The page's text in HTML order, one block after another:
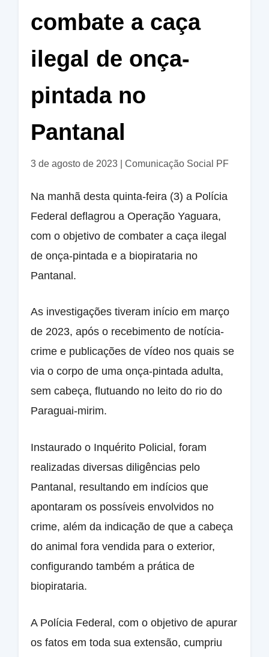
combate a caça
ilegal de onça-
pintada no
Pantanal
3 de agosto de 2023 |Comunicação Social PF
Na manhã desta quinta-feira (3) a Polícia
Federal deflagrou a Operação Yaguara,
com o objetivo de combater a caça ilegal
de onça-pintada e a biopirataria no
Pantanal.
As investigações tiveram início em março
de 2023, após o recebimento de notícia-
crime e publicações de vídeo nos quais se
via o corpo de uma onça-pintada adulta,
sem cabeça, flutuando no leito do rio do
Paraguai-mirim.
Instaurado o Inquérito Policial, foram
realizadas diversas diligências pelo
Pantanal, resultando em indícios que
apontaram os possíveis envolvidos no
crime, além da indicação de que a cabeça
do animal fora vendida para o exterior,
configurando também a prática de
biopirataria.
A Polícia Federal, com o objetivo de apurar
os fatos em toda sua extensão, cumpriu